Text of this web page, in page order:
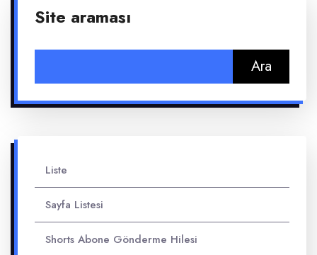
Site araması
Liste
Sayfa Listesi
Shorts Abone Gönderme Hilesi